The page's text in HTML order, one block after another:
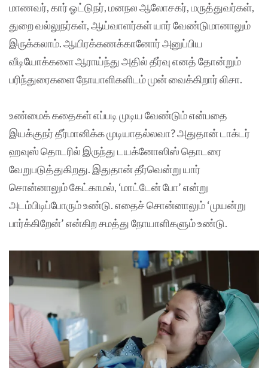
மாணவர், கார் ஓட்டுநர், மனநல ஆலோசகர், மருத்துவர்கள்,
துறை வல்லுநர்கள், ஆய்வாளர்கள் யார் வேண்டுமானாலும்
இருக்கலாம். ஆயிரக்கணக்கானோர் அனுப்பிய
வீடியோக்களை ஆராய்ந்து அதில் தீர்வு எனத் தோன்றும்
பரிந்துரைகளை நோயாளிகளிடம் முன் வைக்கிறார் லிசா.
உண்மைக் கதைகள் எப்படி முடிய வேண்டும் என்பதை
இயக்குநர் தீர்மானிக்க முடியாதல்லவா? அதுதான் டாக்டர்
ஹவுஸ் தொடரில் இருந்து டயக்னோஸிஸ் தொடரை
வேறுபடுத்துகிறது. இதுதான் தீர்வென்று யார்
சொன்னாலும் கேட்காமல், ‘மாட்டேன் போ’ என்று
அடம்பிடிப்போரும் உண்டு. எதைச் சொன்னாலும் ‘முயன்று
பார்க்கிறேன்’ என்கிற சமத்து நோயாளிகளும் உண்டு.